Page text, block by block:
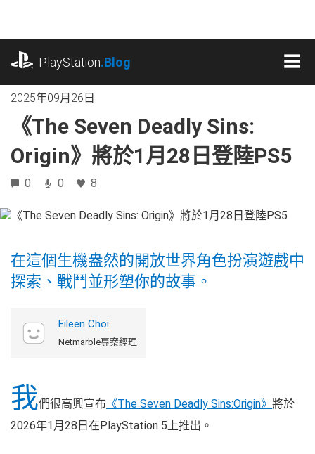
內
PlayStation.Blog
2025年09月26日
《The Seven Deadly Sins:
Origin》將於1月28日登陸PS5
0 0 8
在這個生機盎然的開放世界角色扮演遊戲中
探索、戰鬥並形塑你的故事。
Eileen Choi
Netmarble專案經理
我們很高興宣布 《The Seven Deadly Sins:Origin》 將於
2026年1月28日在PlayStation 5上推出。